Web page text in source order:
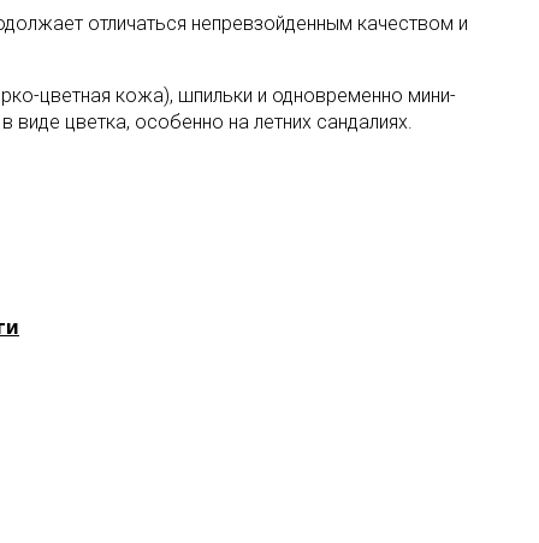
отличаться непревзойденным качеством и
цветная кожа), шпильки и одновременно мини-
цветка, особенно на летних сандалиях.